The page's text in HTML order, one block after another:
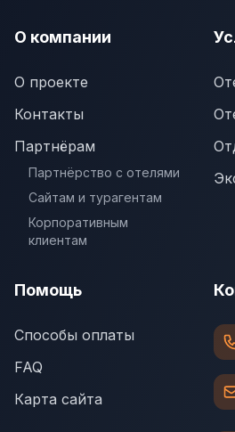
О компании
О проекте
Контакты
Партнёрам
Партнёрство с отелями
Сайтам и турагентам
Корпоративным
клиентам
Помощь
Способы оплаты
FAQ
Карта сайта